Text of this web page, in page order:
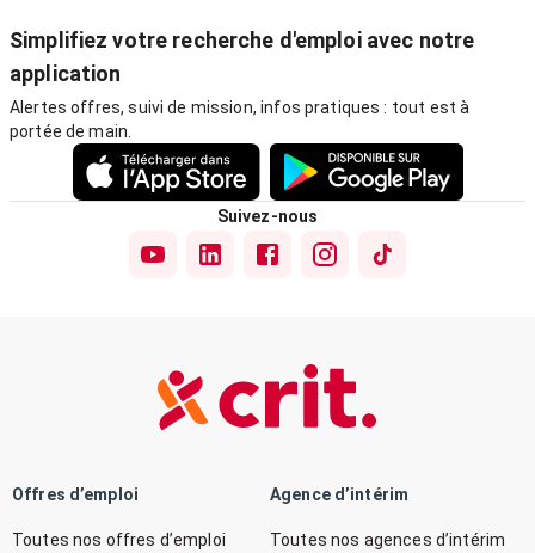
Simplifiez votre recherche d'emploi avec notre
application
Alertes offres, suivi de mission, infos pratiques : tout est à
portée de main.
Suivez-nous
Offres d’emploi
Toutes nos offres d’emploi
Agence d’intérim
Toutes nos agences d’intérim